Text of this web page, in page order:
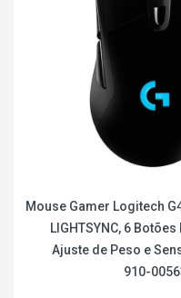
Mouse Gamer Logitech
LIGHTSYNC, 6
Ajuste de Peso e
910-